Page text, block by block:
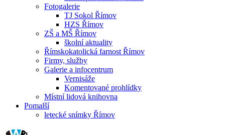
Fotogalerie
TJ Sokol Římov
HZS Římov
ZŠ a MŠ Římov
školní aktuality
Římskokatolická farnost Římov
Firmy, služby
Galerie a infocentrum
Vernisáže
Komentované prohlídky
Místní lidová knihovna
Pomalší
letecké snímky Římov